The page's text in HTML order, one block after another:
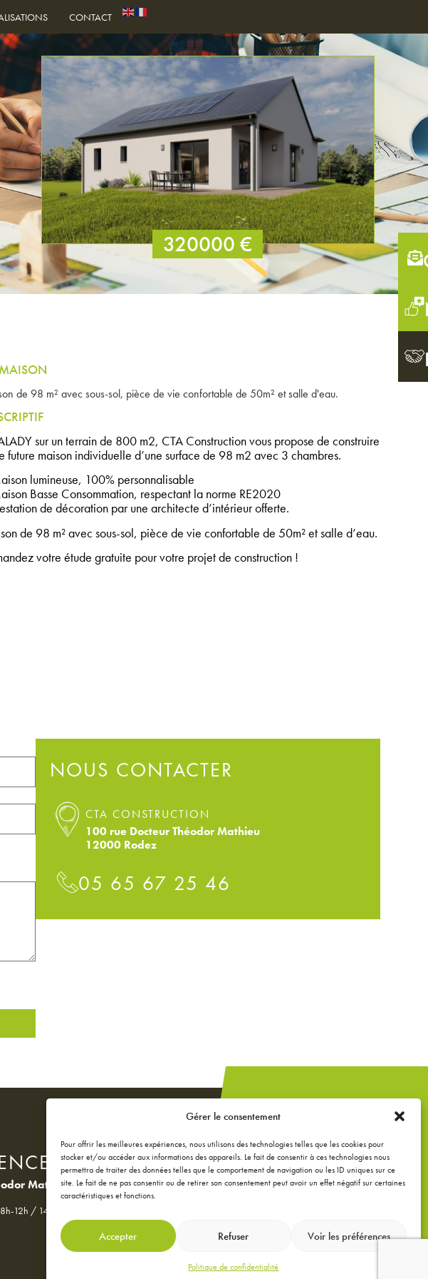
Gérer le consentement
Pour offrir les meilleures expériences, nous utilisons des technologies telles que les cookies pour
stocker et/ou accéder aux informations des appareils. Le fait de consentir à ces technologies nous
permettra de traiter des données telles que le comportement de navigation ou les ID uniques sur ce
site. Le fait de ne pas consentir ou de retirer son consentement peut avoir un effet négatif sur certaines
caractéristiques et fonctions.
Accepter Refuser Voir les préférences
Politique de confidentialité
CONTACT
320000 €
de 98 m² avec sous-sol, pièce de vie confortable de 50m² et salle d'eau.
sur un terrain de 800 m2, CTA Construction vous propose de construire
future maison individuelle d’une surface de 98 m2 avec 3 chambres.
lumineuse, 100% personnalisable
Basse Consommation, respectant la norme RE2020
de décoration par une architecte d’intérieur offerte.
de 98 m² avec sous-sol, pièce de vie confortable de 50m² et salle d’eau.
votre étude gratuite pour votre projet de construction !
NOUS CONTACTER
CTA CONSTRUCTION
100 rue Docteur Théodor Mathieu
12000 Rodez
05 65 67 25 46
Mathieu
12h / 14h-18h
Un projet de
extension ou
rénovation ?